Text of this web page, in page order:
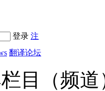
登录 注
翻译论坛
目（频道